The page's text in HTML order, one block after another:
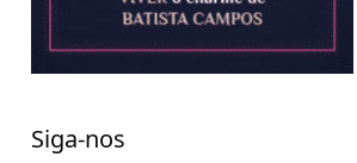
Siga-nos